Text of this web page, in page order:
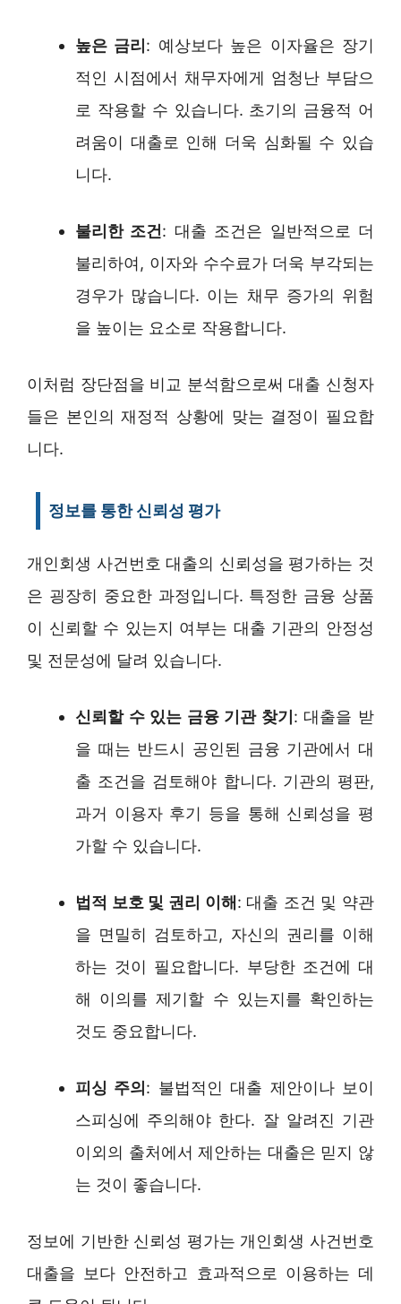
높은 금리: 예상보다 높은 이자율은 장기
적인 시점에서 채무자에게 엄청난 부담으
로 작용할 수 있습니다. 초기의 금융적 어
려움이 대출로 인해 더욱 심화될 수 있습
니다.
불리한 조건: 대출 조건은 일반적으로 더
불리하여, 이자와 수수료가 더욱 부각되는
경우가 많습니다. 이는 채무 증가의 위험
을 높이는 요소로 작용합니다.
이처럼 장단점을 비교 분석함으로써 대출 신청자
들은 본인의 재정적 상황에 맞는 결정이 필요합
니다.
정보를 통한 신뢰성 평가
개인회생 사건번호 대출의 신뢰성을 평가하는 것
은 굉장히 중요한 과정입니다. 특정한 금융 상품
이 신뢰할 수 있는지 여부는 대출 기관의 안정성
및 전문성에 달려 있습니다.
신뢰할 수 있는 금융 기관 찾기: 대출을 받
을 때는 반드시 공인된 금융 기관에서 대
출 조건을 검토해야 합니다. 기관의 평판,
과거 이용자 후기 등을 통해 신뢰성을 평
가할 수 있습니다.
법적 보호 및 권리 이해: 대출 조건 및 약관
을 면밀히 검토하고, 자신의 권리를 이해
하는 것이 필요합니다. 부당한 조건에 대
해 이의를 제기할 수 있는지를 확인하는
것도 중요합니다.
피싱 주의: 불법적인 대출 제안이나 보이
스피싱에 주의해야 한다. 잘 알려진 기관
이외의 출처에서 제안하는 대출은 믿지 않
는 것이 좋습니다.
정보에 기반한 신뢰성 평가는 개인회생 사건번호
대출을 보다 안전하고 효과적으로 이용하는 데